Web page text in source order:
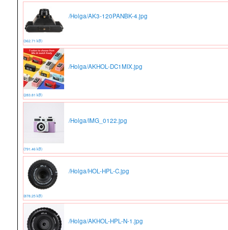
/Holga/AK3-120PANBK-4.jpg
(362.71 kB)
/Holga/AKHOL-DC1MIX.jpg
(283.81 kB)
/Holga/IMG_0122.jpg
(791.46 kB)
/Holga/HOL-HPL-C.jpg
(878.25 kB)
/Holga/AKHOL-HPL-N-1.jpg